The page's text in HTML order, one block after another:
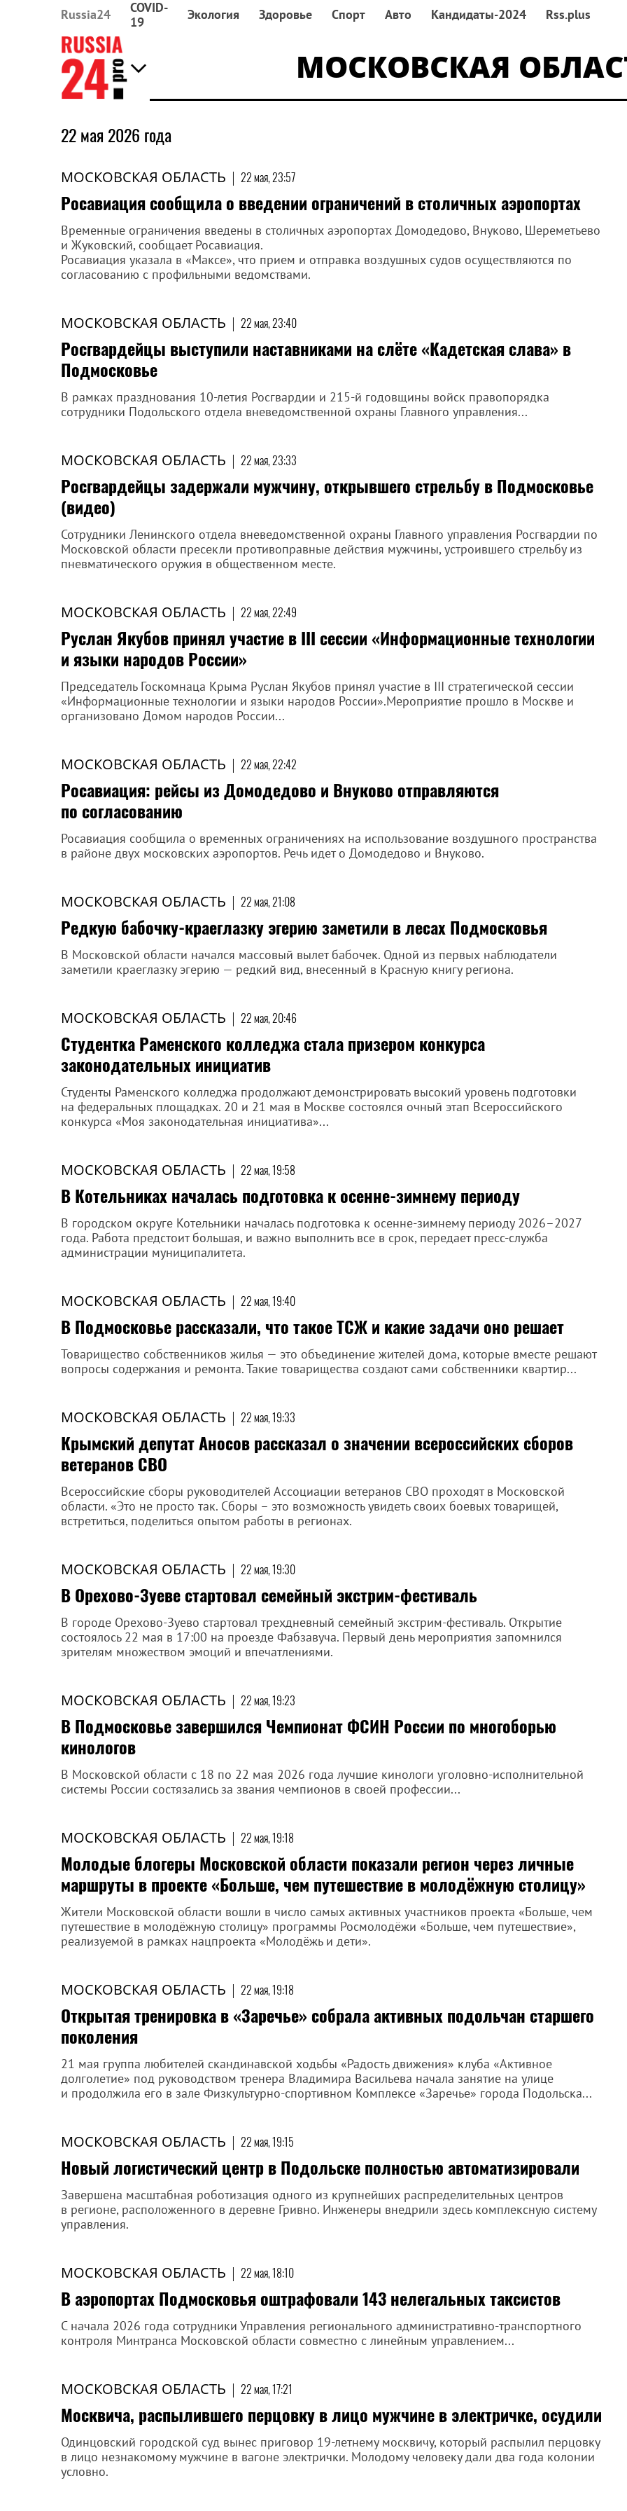
Russia24
COVID-
19
Экология Здоровье Спорт Авто Кандидаты-2024 Rss.plus
МОСКОВСКАЯ
22 мая 2026 года
МОСКОВСКАЯ ОБЛАСТЬ | 22 мая, 23:57
Росавиация сообщила о введении ограничений в столичных аэропортах
Временные ограничения введены в столичных аэропортах Домодедово, Внуково, Шереметьево
и Жуковский, сообщает Росавиация.
Росавиация указала в «Максе», что прием и отправка воздушных судов осуществляются по
согласованию с профильными ведомствами.
МОСКОВСКАЯ ОБЛАСТЬ | 22 мая, 23:40
Росгвардейцы выступили наставниками на слёте «Кадетская слава» в
Подмосковье
В рамках празднования 10-летия Росгвардии и 215-й годовщины войск правопорядка
сотрудники Подольского отдела вневедомственной охраны Главного управления...
МОСКОВСКАЯ ОБЛАСТЬ | 22 мая, 23:33
Росгвардейцы задержали мужчину, открывшего стрельбу в Подмосковье
(видео)
Сотрудники Ленинского отдела вневедомственной охраны Главного управления Росгвардии по
Московской области пресекли противоправные действия мужчины, устроившего стрельбу из
пневматического оружия в общественном месте.
МОСКОВСКАЯ ОБЛАСТЬ | 22 мая, 22:49
Руслан Якубов принял участие в III сессии «Информационные технологии
и языки народов России»
Председатель Госкомнаца Крыма Руслан Якубов принял участие в III стратегической сессии
«Информационные технологии и языки народов России».Мероприятие прошло в Москве и
организовано Домом народов России...
МОСКОВСКАЯ ОБЛАСТЬ | 22 мая, 22:42
Росавиация: рейсы из Домодедово и Внуково отправляются
по согласованию
Росавиация сообщила о временных ограничениях на использование воздушного пространства
в районе двух московских аэропортов. Речь идет о Домодедово и Внуково.
МОСКОВСКАЯ ОБЛАСТЬ | 22 мая, 21:08
Редкую бабочку-краеглазку эгерию заметили в лесах Подмосковья
В Московской области начался массовый вылет бабочек. Одной из первых наблюдатели
заметили краеглазку эгерию — редкий вид, внесенный в Красную книгу региона.
МОСКОВСКАЯ ОБЛАСТЬ | 22 мая, 20:46
Студентка Раменского колледжа стала призером конкурса
законодательных инициатив
Студенты Раменского колледжа продолжают демонстрировать высокий уровень подготовки
на федеральных площадках. 20 и 21 мая в Москве состоялся очный этап Всероссийского
конкурса «Моя законодательная инициатива»...
МОСКОВСКАЯ ОБЛАСТЬ | 22 мая, 19:58
В Котельниках началась подготовка к осенне-зимнему периоду
В городском округе Котельники началась подготовка к осенне-зимнему периоду 2026–2027
года. Работа предстоит большая, и важно выполнить все в срок, передает пресс-служба
администрации муниципалитета.
МОСКОВСКАЯ ОБЛАСТЬ | 22 мая, 19:40
В Подмосковье рассказали, что такое ТСЖ и какие задачи оно решает
Товарищество собственников жилья — это объединение жителей дома, которые вместе решают
вопросы содержания и ремонта. Такие товарищества создают сами собственники квартир...
МОСКОВСКАЯ ОБЛАСТЬ | 22 мая, 19:33
Крымский депутат Аносов рассказал о значении всероссийских сборов
ветеранов СВО
Всероссийские сборы руководителей Ассоциации ветеранов СВО проходят в Московской
области. «Это не просто так. Сборы – это возможность увидеть своих боевых товарищей,
встретиться, поделиться опытом работы в регионах.
МОСКОВСКАЯ ОБЛАСТЬ | 22 мая, 19:30
В Орехово-Зуеве стартовал семейный экстрим-фестиваль
В городе Орехово-Зуево стартовал трехдневный семейный экстрим-фестиваль. Открытие
состоялось 22 мая в 17:00 на проезде Фабзавуча. Первый день мероприятия запомнился
зрителям множеством эмоций и впечатлениями.
МОСКОВСКАЯ ОБЛАСТЬ | 22 мая, 19:23
В Подмосковье завершился Чемпионат ФСИН России по многоборью
кинологов
В Московской области с 18 по 22 мая 2026 года лучшие кинологи уголовно-исполнительной
системы России состязались за звания чемпионов в своей профессии...
МОСКОВСКАЯ ОБЛАСТЬ | 22 мая, 19:18
Молодые блогеры Московской области показали регион через личные
маршруты в проекте «Больше, чем путешествие в молодёжную столицу»
Жители Московской области вошли в число самых активных участников проекта «Больше, чем
путешествие в молодёжную столицу» программы Росмолодёжи «Больше, чем путешествие»,
реализуемой в рамках нацпроекта «Молодёжь и дети».
МОСКОВСКАЯ ОБЛАСТЬ | 22 мая, 19:18
Открытая тренировка в «Заречье» собрала активных подольчан старшего
поколения
21 мая группа любителей скандинавской ходьбы «Радость движения» клуба «Активное
долголетие» под руководством тренера Владимира Васильева начала занятие на улице
и продолжила его в зале Физкультурно-спортивном Комплексе «Заречье» города Подольска...
МОСКОВСКАЯ ОБЛАСТЬ | 22 мая, 19:15
Новый логистический центр в Подольске полностью автоматизировали
Завершена масштабная роботизация одного из крупнейших распределительных центров
в регионе, расположенного в деревне Гривно. Инженеры внедрили здесь комплексную систему
управления.
МОСКОВСКАЯ ОБЛАСТЬ | 22 мая, 18:10
В аэропортах Подмосковья оштрафовали 143 нелегальных таксистов
С начала 2026 года сотрудники Управления регионального административно-транспортного
контроля Минтранса Московской области совместно с линейным управлением...
МОСКОВСКАЯ ОБЛАСТЬ | 22 мая, 17:21
Москвича, распылившего перцовку в лицо мужчине в электричке, осудили
Одинцовский городской суд вынес приговор 19-летнему москвичу, который распылил перцовку
в лицо незнакомому мужчине в вагоне электрички. Молодому человеку дали два года колонии
условно.